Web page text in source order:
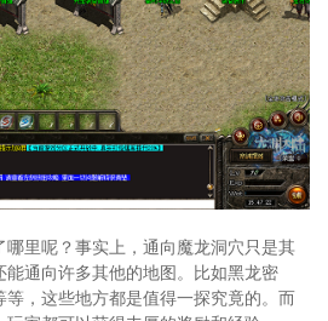
哪里呢？事实上，通向魔龙洞穴只是其
通向许多其他的地图。比如黑龙密
，这些地方都是值得一探究竟的。而